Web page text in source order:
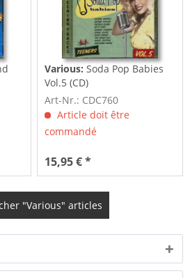
Various:Soda Pop Babies
Vol.5 (CD)
Art-Nr.: CDC760
Article doit être
commandé
15,95 € *
"Various" articles